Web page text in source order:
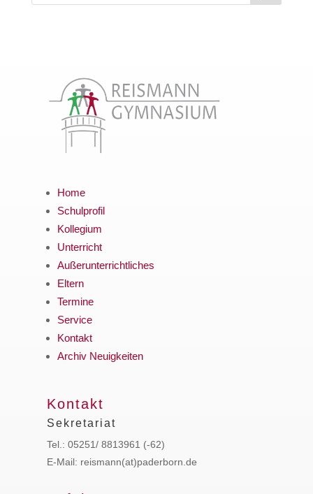
Home
Schulprofil
Kollegium
Unterricht
Außerunterrichtliches
Eltern
Termine
Service
Kontakt
Archiv Neuigkeiten
Kontakt
Sekretariat
Tel.: 05251/ 8813961 (-62)
E-Mail: reismann(at)paderborn.de